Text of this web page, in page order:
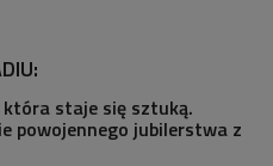
staje się sztuką.
powojennego jubilerstwa z